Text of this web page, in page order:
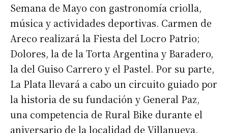
Semana de Mayo con gastronomía criolla,
música y actividades deportivas. Carmen de
Areco realizará la Fiesta del Locro Patrio;
Dolores, la de la Torta Argentina y Baradero,
la del Guiso Carrero y el Pastel. Por su parte,
La Plata llevará a cabo un circuito guiado por
la historia de su fundación y General Paz,
una competencia de Rural Bike durante el
aniversario de la localidad de Villanueva.